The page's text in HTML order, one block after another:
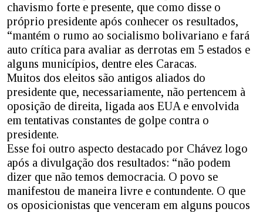
chavismo forte e presente, que como disse o
próprio presidente após conhecer os resultados,
“mantém o rumo ao socialismo bolivariano e fará
auto crítica para avaliar as derrotas em 5 estados e
alguns municípios, dentre eles Caracas.
Muitos dos eleitos são antigos aliados do
presidente que, necessariamente, não pertencem à
oposição de direita, ligada aos EUA e envolvida
em tentativas constantes de golpe contra o
presidente.
Esse foi outro aspecto destacado por Chávez logo
após a divulgação dos resultados: “não podem
dizer que não temos democracia. O povo se
manifestou de maneira livre e contundente. O que
os oposicionistas que venceram em alguns poucos